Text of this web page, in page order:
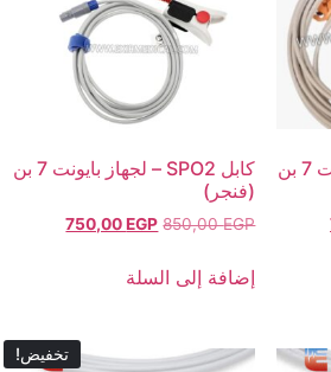
كابل SPO2 – لجهاز بايونت 7 بن
كابل SPO2 – لجهاز بايونت 7 بن
(فنجر)
850,00EGP
750,00EGP
إضافة إلى السلة
تخفيض!